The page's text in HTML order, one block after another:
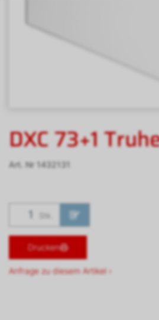
DXC 73+1
Art. Nr 1432131
Stk.
Drucken
Anfrage zu diesem Artikel ›